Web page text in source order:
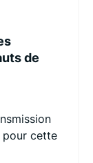
de
pour cette